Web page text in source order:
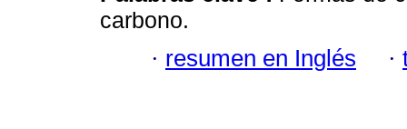
carbono.
· resumen en Inglés ·